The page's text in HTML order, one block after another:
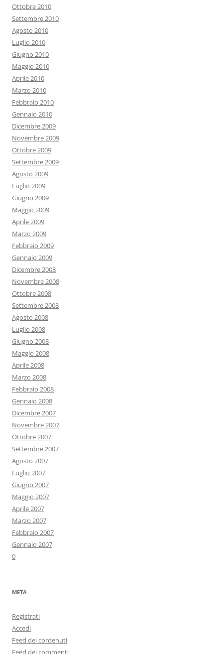
Ottobre 2010
Settembre 2010
Agosto 2010
Luglio 2010
Giugno 2010
Maggio 2010
Aprile 2010
Marzo 2010
Febbraio 2010
Gennaio 2010
Dicembre 2009
Novembre 2009
Ottobre 2009
Settembre 2009
Agosto 2009
Luglio 2009
Giugno 2009
Maggio 2009
Aprile 2009
Marzo 2009
Febbraio 2009
Gennaio 2009
Dicembre 2008
Novembre 2008
Ottobre 2008
Settembre 2008
Agosto 2008
Luglio 2008
Giugno 2008
Maggio 2008
Aprile 2008
Marzo 2008
Febbraio 2008
Gennaio 2008
Dicembre 2007
Novembre 2007
Ottobre 2007
Settembre 2007
Agosto 2007
Luglio 2007
Giugno 2007
Maggio 2007
Aprile 2007
Marzo 2007
Febbraio 2007
Gennaio 2007
0
META
Registrati
Accedi
Feed dei contenuti